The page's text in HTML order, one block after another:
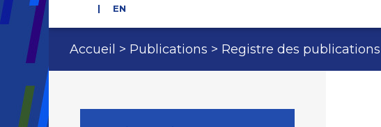
EN
Accueil Publications Registre des publications